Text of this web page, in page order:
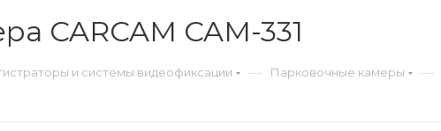
CARCAM CAM-331
и системы видеофиксации — Парковочные камеры —